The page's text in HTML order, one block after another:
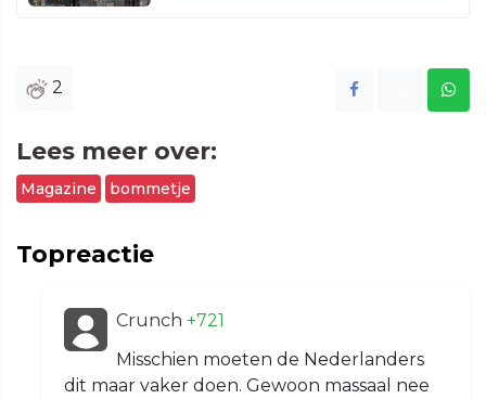
2
Lees meer over:
Magazine bommetje
Topreactie
Crunch +721
Misschien moeten de Nederlanders
dit maar vaker doen. Gewoon massaal nee